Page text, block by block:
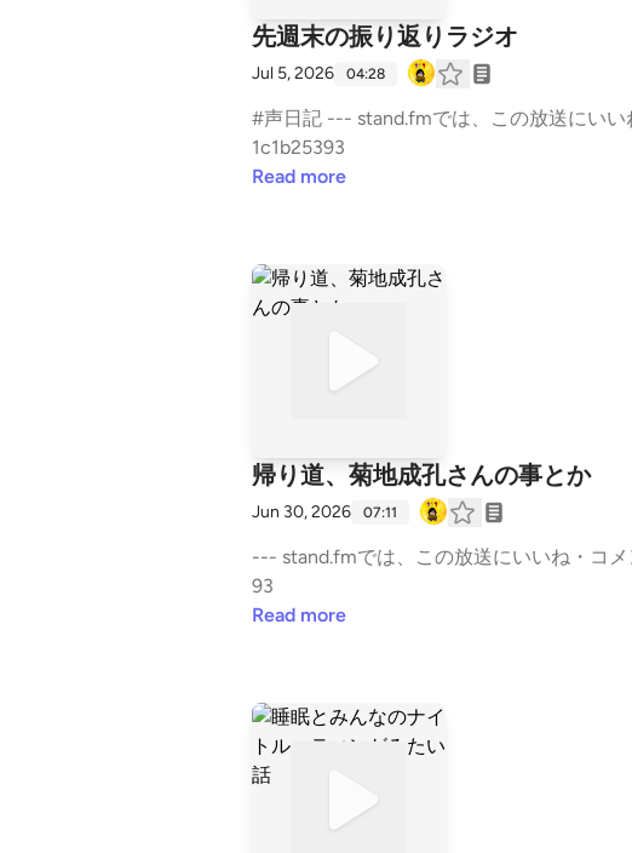
先週末の振り返りラジオ
Jul 5, 2026 04:28
#声日記 --- stand.fmでは、この放送にいいね・コメント・レター送信ができます。 https://stand.fm/channels/60ef713e04bb169
1c1b25393
Read more
帰り道、菊地成孔さんの事とか
Jun 30, 2026 07:11
--- stand.fmでは、この放送にいいね・コ
93
Read more